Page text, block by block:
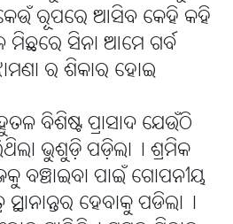
ରୂପରେ ଆସିବ କେହି କହି
ମିଛରେ ସିନା ଆମେ ଗର୍ବ
ର ଶିକାର ହୋଇ
ବିଶିଷ୍ଟ ପ୍ରାସାଦ ଯେଉଁଠି
ଭୁଶୁଡ଼ି ପଡ଼ିଲା୤ ଶ୍ରମିକ
ବଞ୍ଚାଇବା ପାଇଁ ଗୋପନୀୟ
ସ୍ଥାନାନ୍ତର ହେବାକୁ ପଡିଲା୤